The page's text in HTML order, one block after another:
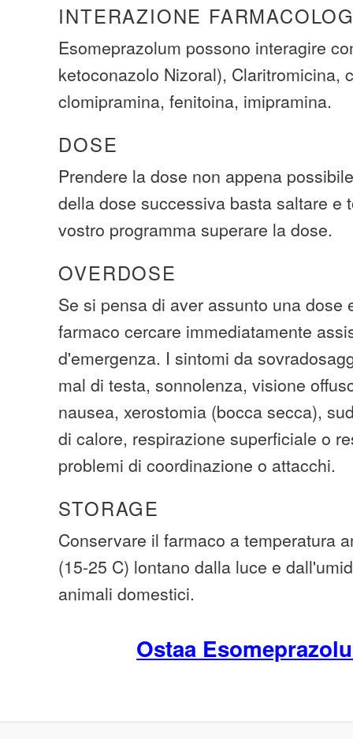
INTERAZIONE
Esomeprazolum possono interagire
ketoconazolo Nizoral), Claritromicina,
clomipramina, fenitoina, imipramina.
DOSE
Prendere la dose non appena
della dose successiva basta saltare e
vostro programma superare la dose.
OVERDOSE
Se si pensa di aver assunto una dose
farmaco cercare immediatamente
d'emergenza. I sintomi da
mal di testa, sonnolenza, visione
nausea, xerostomia (bocca secca),
di calore, respirazione superficiale o
problemi di coordinazione o attacchi.
STORAGE
Conservare il farmaco a temperatura
(15-25 C) lontano dalla luce e
animali domestici.
Ostaa